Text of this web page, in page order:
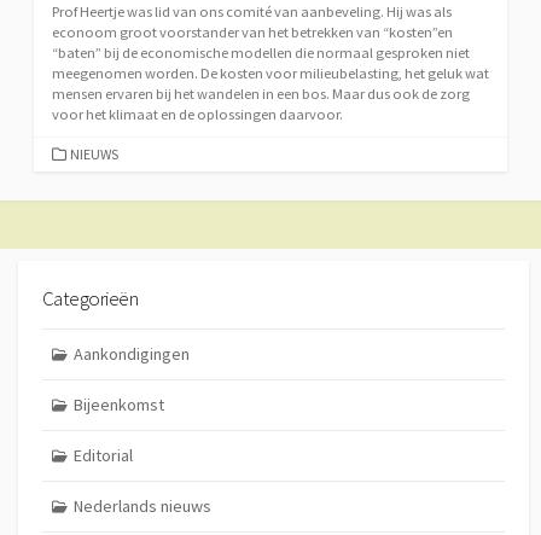
Prof Heertje was lid van ons comité van aanbeveling. Hij was als
econoom groot voorstander van het betrekken van “kosten”en
“baten” bij de economische modellen die normaal gesproken niet
meegenomen worden. De kosten voor milieubelasting, het geluk wat
mensen ervaren bij het wandelen in een bos. Maar dus ook de zorg
voor het klimaat en de oplossingen daarvoor.
CATEGORIEËN
NIEUWS
Categorieën
Aankondigingen
Bijeenkomst
Editorial
Nederlands nieuws